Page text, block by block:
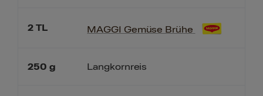
2 TL
250 g
MAGGI Gemüse Brühe
Langkornreis